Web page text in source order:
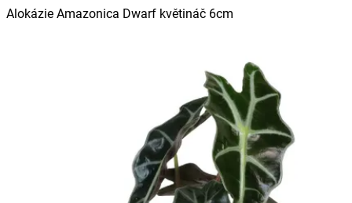
Alokázie Amazonica Dwarf květináč 6cm